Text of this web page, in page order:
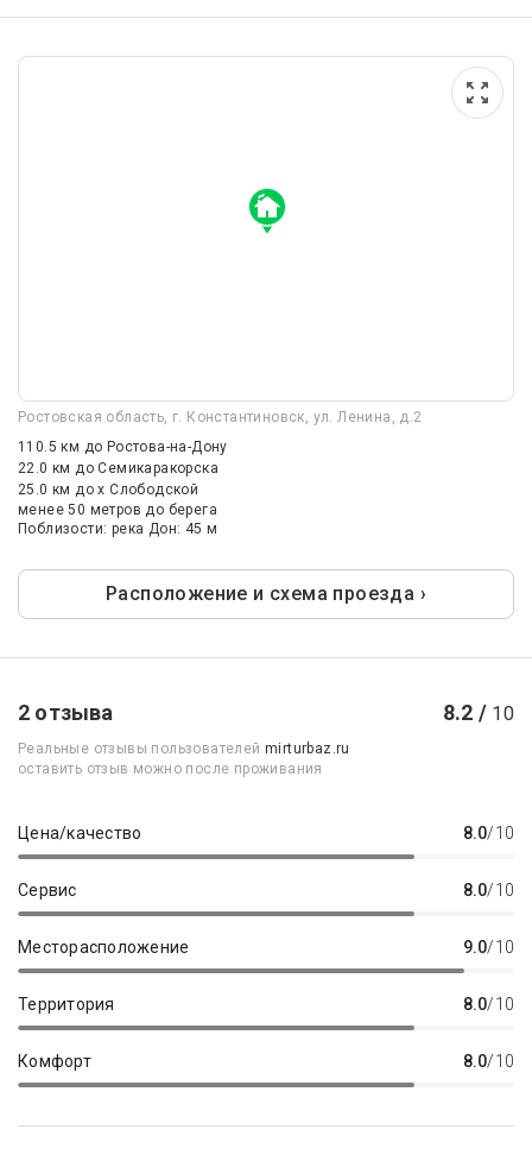
Ростовская область, г. Константиновск, ул. Ленина, д.2
110.5 км до Ростова-на-Дону
22.0 кмдо Семикаракорска
25.0 кмдо х Слободской
менее 50 метров до берега
Поблизости: река Дон: 45 м
Расположение и схема проезда ›
2 отзыва 8.2 / 10
Реальные отзывы пользователейmirturbaz.ru
оставить отзыв можно после проживания
Цена/качество 8.0/10
Сервис 8.0/10
Месторасположение 9.0/10
Территория 8.0/10
Комфорт 8.0/10